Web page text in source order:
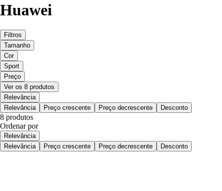
Huawei
Filtros
Tamanho
Cor
Sport
Preço
Ver os 8 produtos
Relevância
Relevância
Preço crescente Preço decrescente Desconto
8 produtos
Ordenar por
Relevância
Relevância
Preço crescente Preço decrescente Desconto